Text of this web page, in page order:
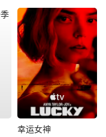
幸运女神